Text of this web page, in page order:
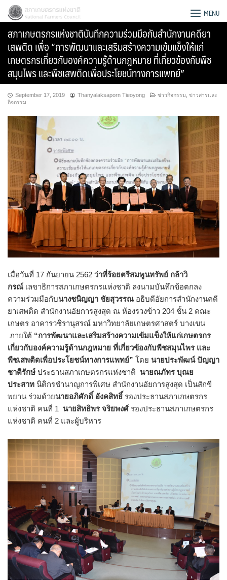
Skip
content
Search
for:
สภาเกษตรกรแห่งชาติ MENU
สภาเกษตรกรแห่งชาติบันทึกความร่วมมือกับสำนักงานคดียา
เสพติด เพื่อ “การพัฒนาและเสริมสร้างความเข้มแข็งให้แก่
เกษตรกรเกี่ยวกับองค์ความรู้ด้านกฎหมาย ที่เกี่ยวข้องกับพืช
สมุนไพร และพืชเสพติดเพื่อประโยชน์ทางการแพทย์”
September 17, 2019 Thanyalaksaporn Tieoyong ข่าวกิจกรรม ข่าวสารและ
กิจกรรม
เมื่อวันที่ 17 กันยายน 2562 ว่าที่ร้อยตรีสมพูนทรัพย์ กล้าวิ
กรณ์ เลขาธิการสภาเกษตรกรแห่งชาติ ลงนามบันทึกข้อตกลง
ความร่วมมือกับนางชนิญญา ชัยสุวรรณ อธิบดีอัยการสำนักงานคดี
ยาเสพติด สำนักงานอัยการสูงสุด ณ ห้องรวงข้าว 204 ชั้น 2 คณะ
เกษตร อาคารวชิรานุสรณ์ มหาวิทยาลัยเกษตรศาสตร์ บางเขน
ภายใต้ “การพัฒนาและเสริมสร้างความเข้มแข็งให้แก่เกษตรกร
เกี่ยวกับองค์ความรู้ด้านกฎหมาย ที่เกี่ยวข้องกับพืชสมุนไพร และ
พืชเสพติดเพื่อประโยชน์ทางการแพทย์” โดย นายประพัฒน์ ปัญญา
ชาติรักษ์ ประธานสภาเกษตรกรแห่งชาติ นายณภัทร บุณย
ประสาท นิติกรชำนาญการพิเศษ สำนักงานอัยการสูงสุด เป็นสักขี
พยาน ร่วมด้วยนายอภิศักดิ์ อังคสิทธิ์ รองประธานสภาเกษตรกร
แห่งชาติ คนที่ 1 นายสิทธิพร จริยพงศ์ รองประธานสภาเกษตรกร
แห่งชาติ คนที่ 2 และผู้บริหาร